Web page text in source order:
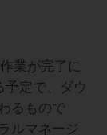
業が完了に
定で、ダウ
るもので
ルマネージ